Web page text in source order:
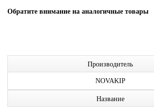
Обратите внимание на аналогичные товары
Производитель
NOVAKIP
Название